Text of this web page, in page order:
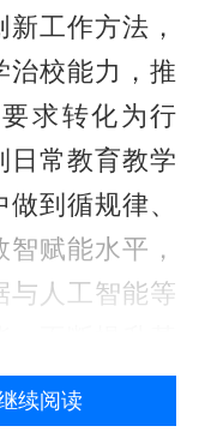
工作方法，
治校能力，推
求转化为行
日常教育教学
到循规律、
赋能水平，
与人工智能等
智能化管理水
续阅读